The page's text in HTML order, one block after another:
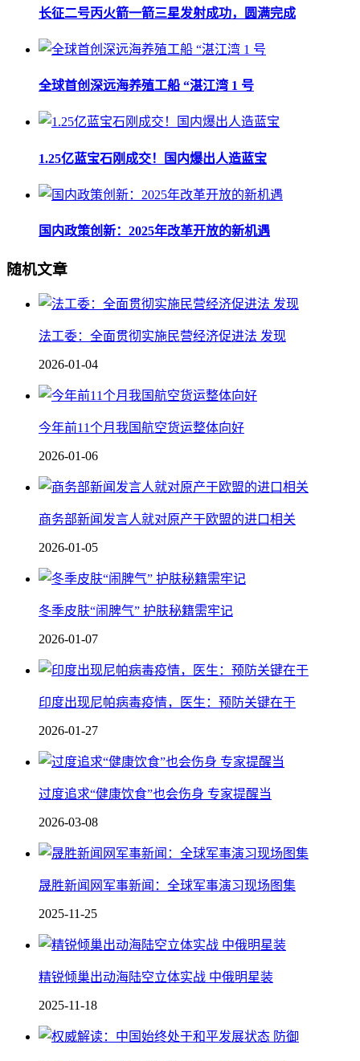
长征二号丙火箭一箭三星发射成功，圆满完成
全球首创深远海养殖工船 “湛江湾 1 号
1.25亿蓝宝石刚成交！国内爆出人造蓝宝
国内政策创新：2025年改革开放的新机遇
随机文章
法工委：全面贯彻实施民营经济促进法 发现
2026-01-04
今年前11个月我国航空货运整体向好
2026-01-06
商务部新闻发言人就对原产于欧盟的进口相关
2026-01-05
冬季皮肤“闹脾气” 护肤秘籍需牢记
2026-01-07
印度出现尼帕病毒疫情，医生：预防关键在于
2026-01-27
过度追求“健康饮食”也会伤身 专家提醒当
2026-03-08
晟胜新闻网军事新闻：全球军事演习现场图集
2025-11-25
精锐倾巢出动海陆空立体实战 中俄明星装
2025-11-18